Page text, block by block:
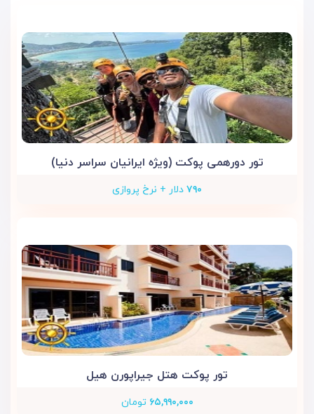
تور دورهمی پوکت (ویژه ایرانیان سراسر دنیا)
۷۹۰ دلار + نرخ پروازی
تور پوکت هتل جیراپورن هیل
۶۵,۹۹۰,۰۰۰ تومان